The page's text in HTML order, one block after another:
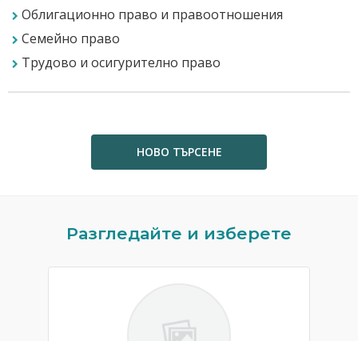
Облигационно право и правоотношения
Семейно право
Трудово и осигурително право
НОВО ТЪРСЕНЕ
Разгледайте и изберете